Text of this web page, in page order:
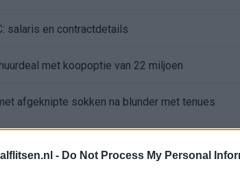
- Do Not Process My Personal
salaris en contractdetails
met koopoptie van 22 miljoen
afgeknipte sokken na blunder met tenues
appartement op Amsterdamse Zuidas
achter bij Ajax: 'Hier gaan fans van genieten'